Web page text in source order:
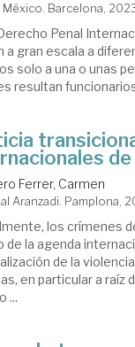
Barcelona,
Penal
a gran escala a
solo a una o unas
resultan
Ferrer, Carmen
Aranzadi. Pamplona,
los crímenes
de la agenda
de la
en particular a raíz
...